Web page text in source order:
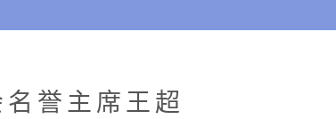
誉主席王超